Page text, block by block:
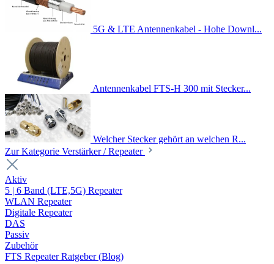
5G & LTE Antennenkabel - Hohe Downl...
Antennenkabel FTS-H 300 mit Stecker...
Welcher Stecker gehört an welchen R...
Zur Kategorie Verstärker / Repeater
Aktiv
5 | 6 Band (LTE,5G) Repeater
WLAN Repeater
Digitale Repeater
DAS
Passiv
Zubehör
FTS Repeater Ratgeber (Blog)